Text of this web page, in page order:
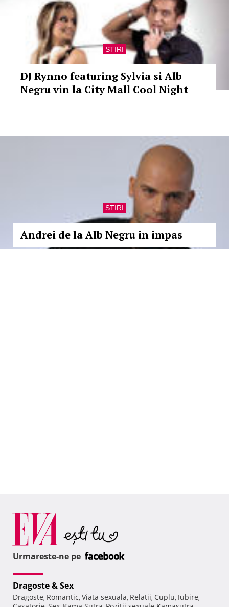
STIRI
DJ Rynno featuring Sylvia si Alb
Negru vin la City Mall Cool Night
STIRI
Andrei de la Alb Negru in impas
Urmareste-ne pe
Dragoste & Sex
Dragoste, Romantic, Viata sexuala, Relatii, Cuplu, Iubire,